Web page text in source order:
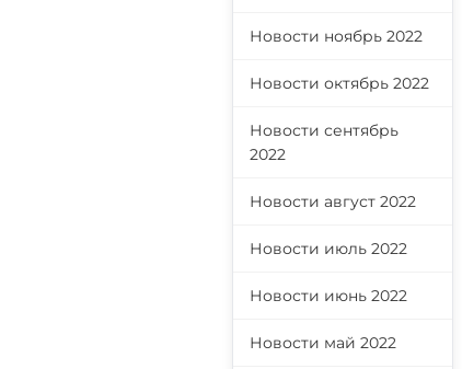
Новости ноябрь 2022
Новости октябрь 2022
Новости сентябрь
2022
Новости август 2022
Новости июль 2022
Новости июнь 2022
Новости май 2022